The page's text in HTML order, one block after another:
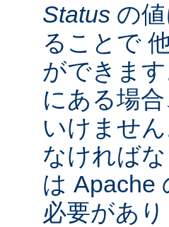
Status の
ることで
ができま
にある場合
いけませ
なければ
は Apache
必要があ